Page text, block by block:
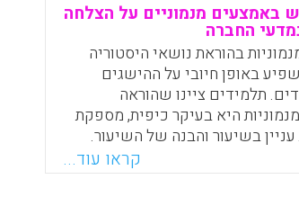
מנמוניים על הצלחה
החברה
בהוראת נושאי היסטוריה
באופן חיובי על ההישגים
תלמידים ציינו שהוראה
היא בעיקר כיפית, מספקת
בשיעור והבנה של השיעור.
בשיטה זו גם השיגו יתרונות
הגדלת הידע שלהם, דמיון של
קראו עוד...